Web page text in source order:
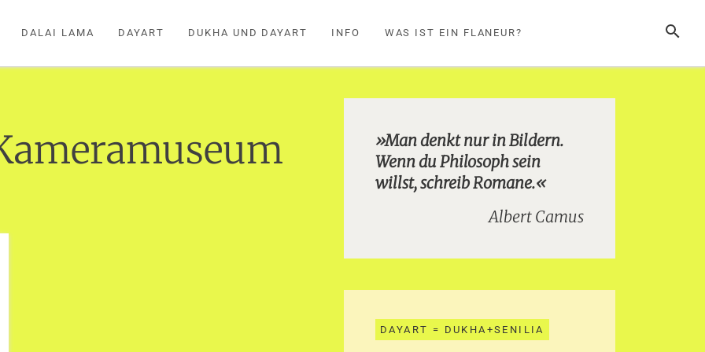
SUCHE
DALAI LAMA DAYART DUKHA UND DAYART INFO WAS IST EIN FLANEUR?
»Man denkt nur in Bildern.
Wenn du Philosoph sein
willst, schreib Romane.«
Albert Camus
DAYART = DUKHA+SENILIA